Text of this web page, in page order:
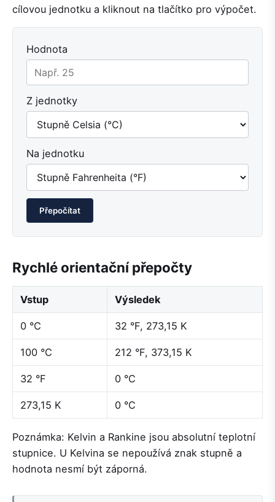
cílovou jednotku a kliknout na tlačítko pro výpočet.
Hodnota
Z jednotky
Na jednotku
Přepočítat
Rychlé orientační přepočty
Vstup Výsledek
0 °C 32 °F, 273,15 K
100 °C 212 °F, 373,15 K
32 °F 0 °C
273,15 K 0 °C
Poznámka: Kelvin a Rankine jsou absolutní teplotní
stupnice. U Kelvina se nepoužívá znak stupně a
hodnota nesmí být záporná.